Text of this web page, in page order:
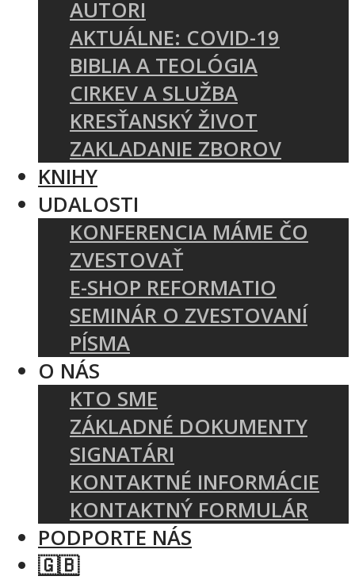
AUTORI
AKTUÁLNE: COVID-19
BIBLIA A TEOLÓGIA
CIRKEV A SLUŽBA
KRESŤANSKÝ ŽIVOT
ZAKLADANIE ZBOROV
KNIHY
UDALOSTI
KONFERENCIA MÁME ČO
ZVESTOVAŤ
E-SHOP REFORMATIO
SEMINÁR O ZVESTOVANÍ
PÍSMA
O NÁS
KTO SME
ZÁKLADNÉ DOKUMENTY
SIGNATÁRI
KONTAKTNÉ INFORMÁCIE
KONTAKTNÝ FORMULÁR
PODPORTE NÁS
🇬🇧